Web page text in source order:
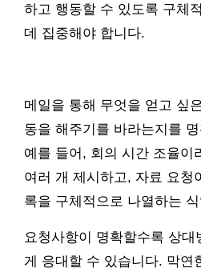
하고 행동할 수 있도록 구체
데 집중해야 합니다.
메일을 통해 무엇을 얻고 싶
동을 해주기를 바라는지를
예를 들어, 회의 시간 조율이
여러 개 제시하고, 자료 요청
록을 구체적으로 나열하는
요청사항이 명확할수록 상
게 응대할 수 있습니다. 막연